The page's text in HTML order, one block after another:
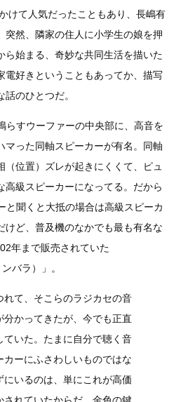
けて人気だったこともあり、長嶋有
突然、隣家の住人に小学生の娘を押
ら始まる、奇妙な共同生活を描いた
電好きということもあってか、描写
のひとつだ。
らすウーファーの中央部に、高音を
マった同軸スピーカーが有名。同軸
（位置）ズレが起きにくくて、ピュ
高級スピーカーになってる。だから
と聞くと大抵の場合は高級スピーカ
けど、普及機のなかでも最も有名な
年まで販売されていた
バラ）」。
れて、そこらのラジカセの音
分かってきたが、今でも正直
ていた。たまに自分で聴く音
カーにふさわしいものではな
にいるのは、単にこれが高価